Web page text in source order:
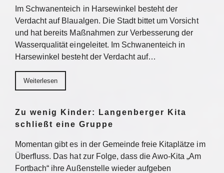
Im Schwanenteich in Harsewinkel besteht der
Verdacht auf Blaualgen. Die Stadt bittet um Vorsicht
und hat bereits Maßnahmen zur Verbesserung der
Wasserqualität eingeleitet. Im Schwanenteich in
Harsewinkel besteht der Verdacht auf…
Weiterlesen
Zu wenig Kinder: Langenberger Kita
schließt eine Gruppe
Momentan gibt es in der Gemeinde freie Kitaplätze im
Überfluss. Das hat zur Folge, dass die Awo-Kita „Am
Fortbach“ ihre Außenstelle wieder aufgeben